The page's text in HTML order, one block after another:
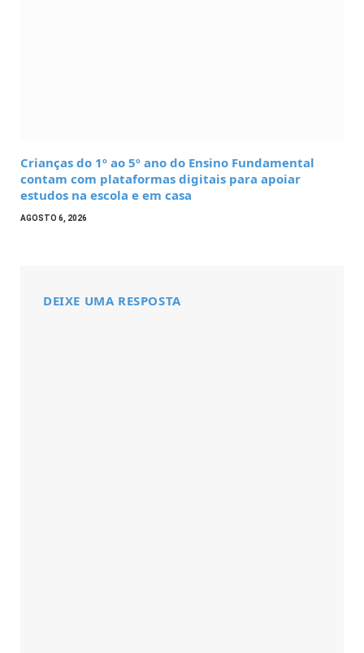
Crianças do 1º ao 5º ano do Ensino Fundamental
contam com plataformas digitais para apoiar
estudos na escola e em casa
AGOSTO 6, 2026
DEIXE UMA RESPOSTA